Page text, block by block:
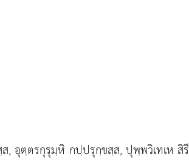
อุตฺตรกุรุมฺหิ กปฺปรุกฺขสฺส, ปุพฺพวิเทเห สิ